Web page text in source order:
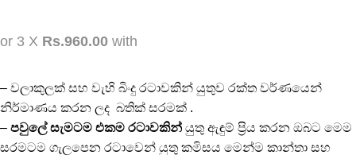
or 3 X Rs.960.00 with
– වලාකුලක් සහ වැහි බිංදු රටාවකින් යුතුව රක්ත වර්ණයෙන්
නිර්මාණය කරන ලද බතික් සරමක් .
– පවුලේ සැමටම එකම රටාවකින් යුතු ඇඳුම් ප්‍රිය කරන ඔබට මෙම
සරමටම ගැලපෙන රටාවෙන් යුතු කමිසය මෙන්ම කාන්තා සහ